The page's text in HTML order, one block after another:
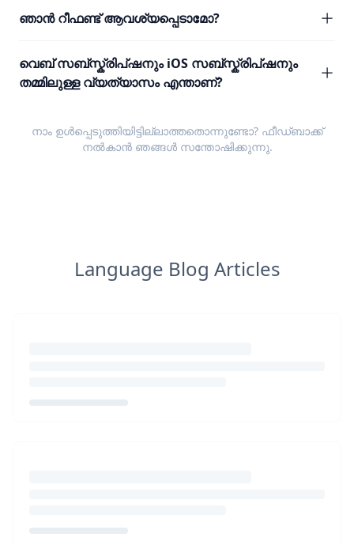
ഞാൻ റീഫണ്ട് ആവശ്യപ്പെടാമോ?
വെബ് സബ്സ്ക്രിപ്ഷനും iOS സബ്സ്ക്രിപ്ഷനും
തമ്മിലുള്ള വ്യത്യാസം എന്താണ്?
നാം ഉൾപ്പെടുത്തിയിട്ടില്ലാത്തതൊന്നുണ്ടോ? ഫീഡ്ബാക്ക്
നൽകാൻ ഞങ്ങൾ സന്തോഷിക്കുന്നു.
Language Blog Articles